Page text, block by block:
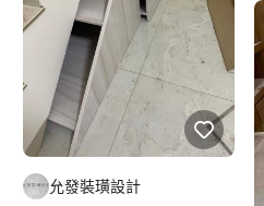
允發裝璜設計